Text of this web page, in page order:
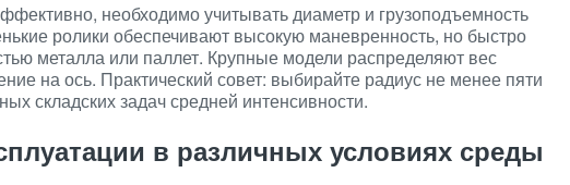
необходимо учитывать диаметр и грузоподъемность
ролики обеспечивают высокую маневренность, но быстро
металла или паллет. Крупные модели распределяют вес
на ось. Практический совет: выбирайте радиус не менее пяти
складских задач средней интенсивности.
в различных условиях среды